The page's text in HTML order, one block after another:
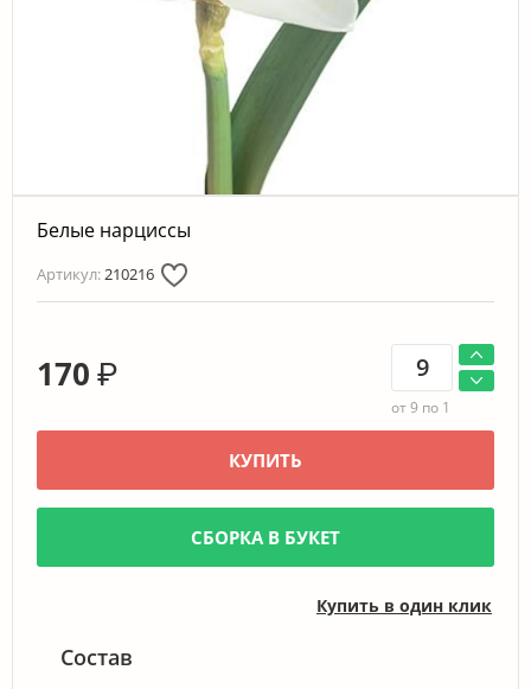
Белые нарциссы
Артикул: 210216
170 ₽
от 9 по 1
КУПИТЬ
СБОРКА В БУКЕТ
Купить в один клик
Состав